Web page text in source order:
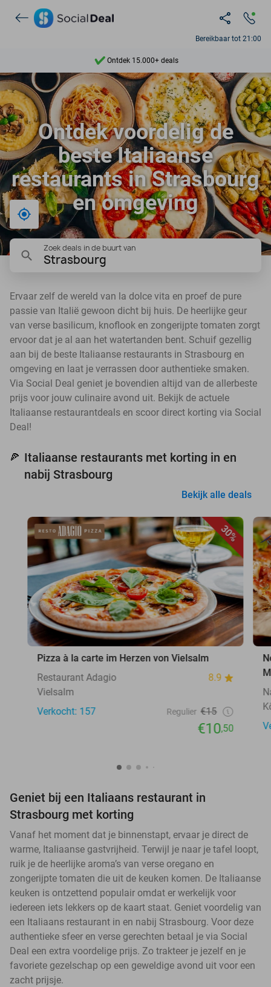
Bereikbaar tot 21:00
Ontdek 15.000+ deals
7 dagen per week beschikbaar
10+ miljoen leden
9,4
Ontdek 15.000+ deals
Ontdek voordelig de
beste Italiaanse
restaurants in Strasbourg
en omgeving
Bij mij in de buurt
Zoek deals in de buurt van
Strasbourg
Ervaar zelf de wereld van la dolce vita en proef de pure
passie van Italië gewoon dicht bij huis. De heerlijke geur
van verse basilicum, knoflook en zongerijpte tomaten zorgt
ervoor dat je al aan het watertanden bent. Schuif gezellig
aan bij de beste Italiaanse restaurants in Strasbourg en
omgeving en laat je verrassen door authentieke smaken.
Via Social Deal geniet je bovendien altijd van de allerbeste
prijs voor jouw culinaire avond uit. Bekijk de actuele
Italiaanse restaurantdeals en scoor direct korting via Social
Deal!
🍕 Italiaanse restaurants met korting in en
nabij Strasbourg
Bekijk alle deals
30%
Pizza à la carte im Herzen von Vielsalm
Restaurant Adagio
8.9
Vielsalm
Verkocht: 157
Regulier €15
€10,50
Geniet bij een Italiaans restaurant in
Strasbourg met korting
Vanaf het moment dat je binnenstapt, ervaar je direct de
warme, Italiaanse gastvrijheid. Terwijl je naar je tafel loopt,
ruik je de heerlijke aroma’s van verse oregano en
zongerijpte tomaten die uit de keuken komen. De Italiaanse
keuken is ontzettend populair omdat er werkelijk voor
iedereen iets lekkers op de kaart staat. Geniet voordelig van
een Italiaans restaurant in en nabij Strasbourg. Voor deze
authentieke sfeer en verse gerechten betaal je via Social
Deal een extra voordelige prijs. Zo trakteer je jezelf en je
favoriete gezelschap op een geweldige avond uit voor een
zacht prijsje.